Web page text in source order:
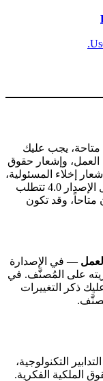
متاحة، يجب عليك
وإشعار حقوق
إخلاء المسئولية،
ورابط العمل. رخص المشاع الإبداعي قبل الإصدار 4.0 تتطلب
وقد تكون
— في الإصدارة
على المُصنَّف. في
عليك ذكر التغييرات
التكنولوجية،